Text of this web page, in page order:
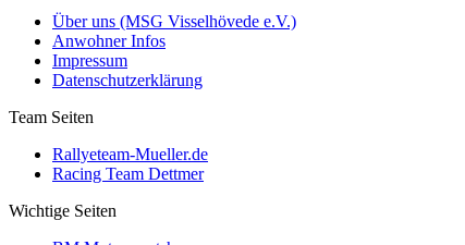
Über uns (MSG Visselhövede e.V.)
Anwohner Infos
Impressum
Datenschutzerklärung
Team Seiten
Rallyeteam-Mueller.de
Racing Team Dettmer
Wichtige Seiten